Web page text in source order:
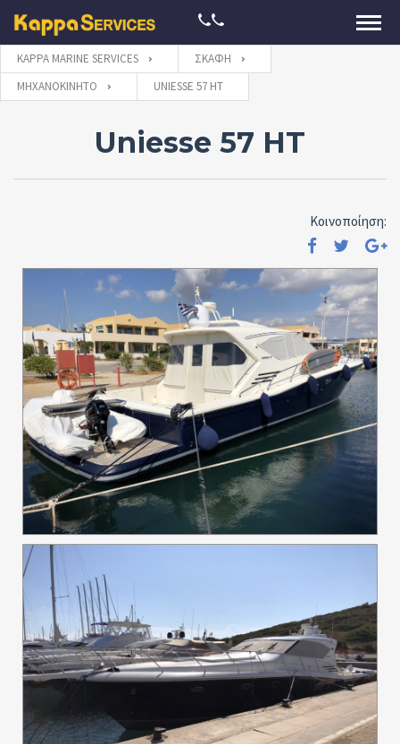
KAPPA MARINE SERVICES
ΣΚΆΦΗ
ΜΗΧΑΝΟΚΊΝΗΤΟ
UNIESSE 57 HT
Uniesse 57 HT
Κοινοποίηση: